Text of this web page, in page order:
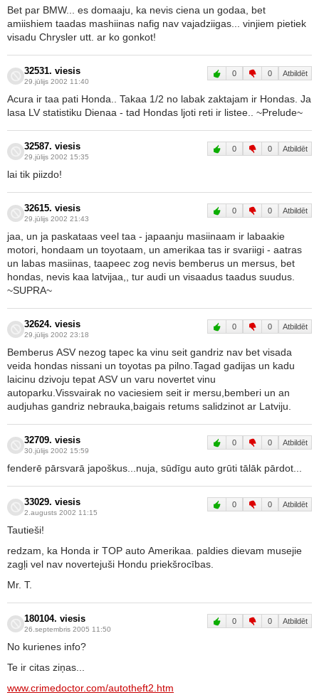
Bet par BMW... es domaaju, ka nevis ciena un godaa, bet
amiishiem taadas mashiinas nafig nav vajadziigas... vinjiem pietiek
visadu Chrysler utt. ar ko gonkot!
32531. viesis
29.jūlijs 2002 11:40
0 0 Atbildēt
Acura ir taa pati Honda.. Takaa 1/2 no labak zaktajam ir Hondas. Ja
lasa LV statistiku Dienaa - tad Hondas ljoti reti ir listee.. ~Prelude~
32587. viesis
29.jūlijs 2002 15:35
0 0 Atbildēt
lai tik piizdo!
32615. viesis
29.jūlijs 2002 21:43
0 0 Atbildēt
jaa, un ja paskataas veel taa - japaanju masiinaam ir labaakie
motori, hondaam un toyotaam, un amerikaa tas ir svariigi - aatras
un labas masiinas, taapeec zog nevis bemberus un mersus, bet
hondas, nevis kaa latvijaa,, tur audi un visaadus taadus suudus.
~SUPRA~
32624. viesis
29.jūlijs 2002 23:18
0 0 Atbildēt
Bemberus ASV nezog tapec ka vinu seit gandriz nav bet visada
veida hondas nissani un toyotas pa pilno.Tagad gadijas un kadu
laicinu dzivoju tepat ASV un varu novertet vinu
autoparku.Vissvairak no vaciesiem seit ir mersu,bemberi un an
audjuhas gandriz nebrauka,baigais retums salidzinot ar Latviju.
32709. viesis
30.jūlijs 2002 15:59
0 0 Atbildēt
fenderē pārsvarā japoškus...nuja, sūdīgu auto grūti tālāk pārdot...
33029. viesis
2.augusts 2002 11:15
0 0 Atbildēt
Tautieši!
redzam, ka Honda ir TOP auto Amerikaa. paldies dievam musejie
zagļi vel nav novertejuši Hondu priekšrocības.
Mr. T.
180104. viesis
26.septembris 2005 11:50
0 0 Atbildēt
No kurienes info?
Te ir citas ziņas...
www.crimedoctor.com/autotheft2.htm